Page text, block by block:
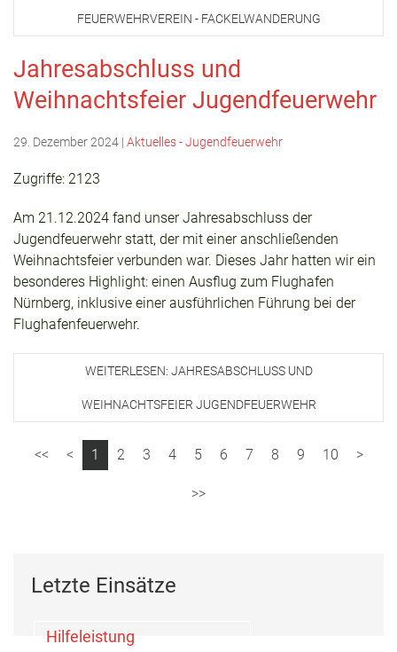
FEUERWEHRVEREIN - FACKELWANDERUNG
Jahresabschluss und
Weihnachtsfeier Jugendfeuerwehr
29. Dezember 2024 | Aktuelles - Jugendfeuerwehr
Zugriffe: 2123
Am 21.12.2024 fand unser Jahresabschluss der
Jugendfeuerwehr statt, der mit einer anschließenden
Weihnachtsfeier verbunden war. Dieses Jahr hatten wir ein
besonderes Highlight: einen Ausflug zum Flughafen
Nürnberg, inklusive einer ausführlichen Führung bei der
Flughafenfeuerwehr.
WEITERLESEN: JAHRESABSCHLUSS UND
WEIHNACHTSFEIER JUGENDFEUERWEHR
1 2 3 4 5 6 7 8 9 10
Letzte Einsätze
Hilfeleistung